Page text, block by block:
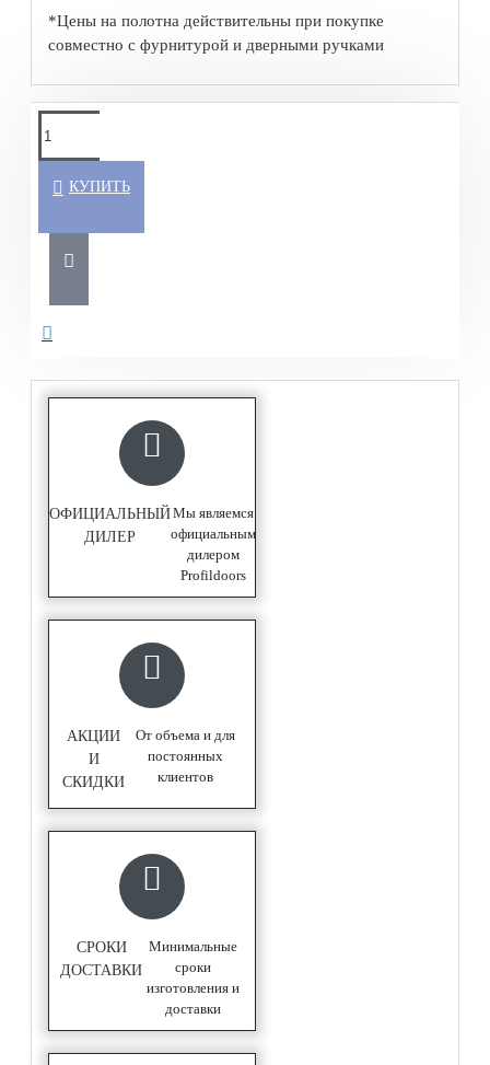
*Цены на полотна действительны при покупке
совместно с фурнитурой и дверными ручками
КУПИТЬ
ОФИЦИАЛЬНЫЙ
ДИЛЕР
Мы являемся
официальным
дилером
Profildoors
АКЦИИ
И
СКИДКИ
От объема и для
постоянных
клиентов
СРОКИ
ДОСТАВКИ
Минимальные
сроки
изготовления и
доставки